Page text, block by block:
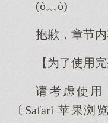
(ò﹏ò)
抱歉，章节
【为了使用
请考虑使用
〔Safari 苹果浏